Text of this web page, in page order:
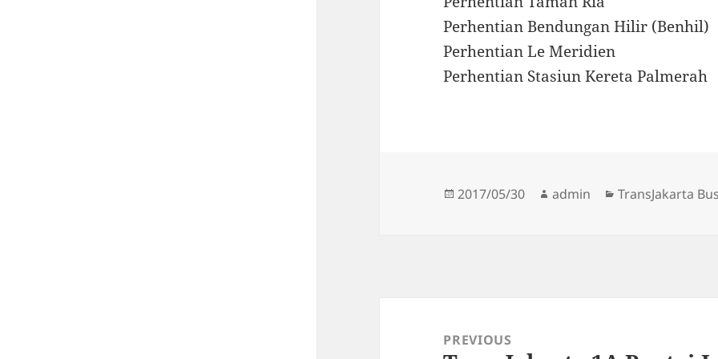
Perhentian Bendungan Hilir (Benhil)
Perhentian Le Meridien
Perhentian Stasiun Kereta Palmerah
Posted
2017/05/30 Author
admin Categories
TransJakarta
navigationPREVIOUS